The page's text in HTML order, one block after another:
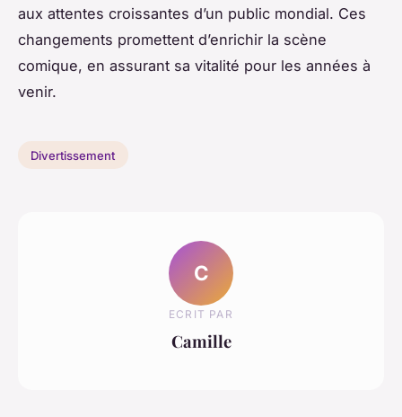
aux attentes croissantes d’un public mondial. Ces
changements promettent d’enrichir la scène
comique, en assurant sa vitalité pour les années à
venir.
Divertissement
C
ECRIT PAR
Camille